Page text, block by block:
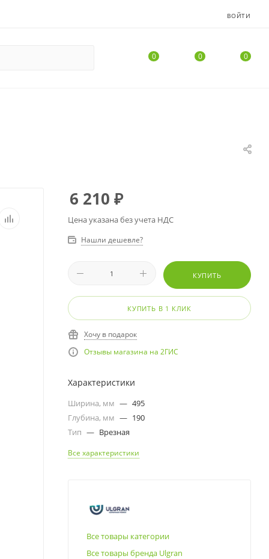
ВОЙТИ
0 0 0
6 210 ₽
Цена указана без учета НДС
Нашли дешевле?
КУПИТЬ
КУПИТЬ В 1 КЛИК
Хочу в подарок
Отзывы магазина на 2ГИС
Характеристики
Ширина, мм — 495
Глубина, мм — 190
Тип — Врезная
Все характеристики
Все товары категории
Все товары бренда Ulgran